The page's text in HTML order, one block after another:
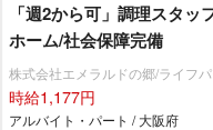
「週2から可」調理スタ
ホーム/社会保障完備
株式会社エメラルドの郷/ライフ
時給1,177円
アルバイト・パート / 大阪府